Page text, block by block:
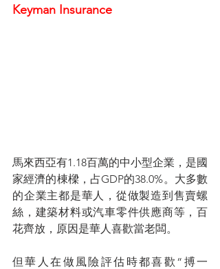
Keyman Insurance
馬來西亞有1.18百萬的中小型企業，是國
家經濟的棟樑，占GDP的38.0%。大多數
的企業主都是華人，從做製造到售賣螺
絲，建築材料或汽車零件供應商等，百
花齊放，原因是華人喜歡當老闆。
但華人在做風險評估時都喜歡“搏一